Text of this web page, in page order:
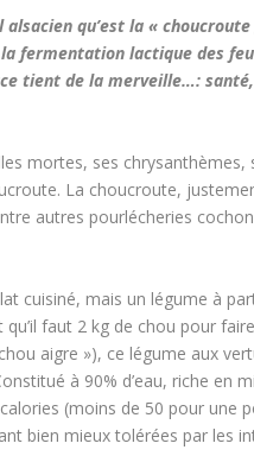
qu’est la «
fermentation lactique des
tient de la merveille…:
mortes, ses chrysanthèmes,
La choucroute,
autres pourlécheries
cuisiné, mais un légume à
faut 2 kg de chou pour
aigre »), ce légume aux
à 90% d’eau, riche en
(moins de 50 pour une
bien mieux tolérées par les